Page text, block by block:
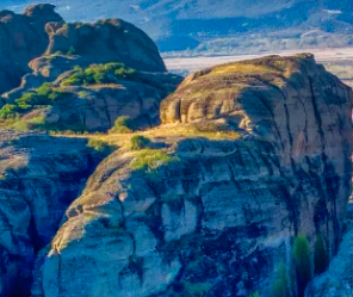
Kleingruppenreisen
Reisen in kleinen Gruppen mit max. 18
Teilnehmern – persönlich, intensiv und
entspannt.
Alle Gruppenreisen
Eine Stadt als
Erkundungen und
Alle Autoreisen